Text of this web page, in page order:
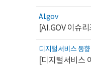
AI.gov
디지털서비스 동향